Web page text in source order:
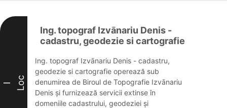
I Loc
Ing. topograf Izvānariu Denis -
cadastru, geodezie si cartografie
Ing. topograf Izvānariu Denis - cadastru,
geodezie si cartografie operează sub
denumirea de Biroul de Topografie Izvānariu
Denis și furnizează servicii extinse în
domeniile cadastrului, geodeziei și